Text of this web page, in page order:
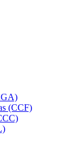
(CCF)